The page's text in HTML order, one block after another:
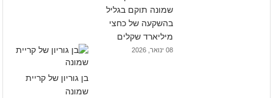
שמונה תוקם בגליל
בהשקעה של כחצי
מיליארד שקלים
08 ינואר, 2026
בן גוריון של קריית
שמונה